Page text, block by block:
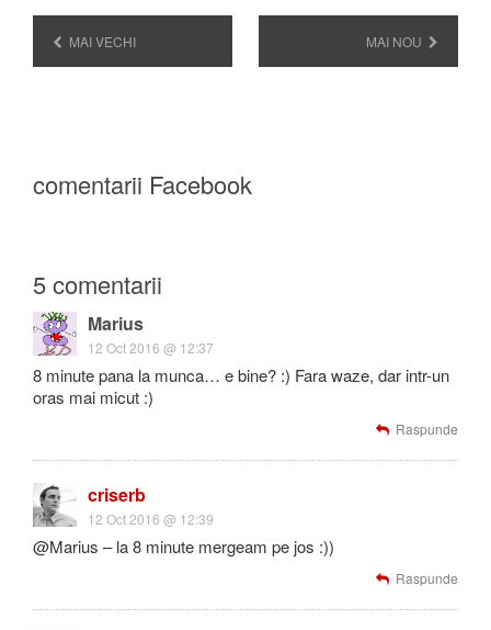
MAI VECHI MAI NOU
comentarii Facebook
5 comentarii
Marius
12 Oct 2016 @ 12:37
8 minute pana la munca… e bine? :) Fara waze, dar intr-un
oras mai micut :)
Raspunde
criserb
12 Oct 2016 @ 12:39
@Marius – la 8 minute mergeam pe jos :))
Raspunde